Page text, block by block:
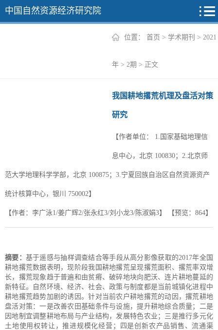
中国自然资源经济研究院
位置： 首页 > 学术期刊 > 2021
年 > 2期 > 正文
我国耕地撂荒机理及盘活对策
研究
【作者单位： 1.国家基础地理信
息中心，北京 100830；2.北京师
范大学地理科学学部，北京 100875；3.宁夏回族自治区自然资源资产
统计核算中心，银川 750002】
【作者：李广泳1/姜广辉2/张永红3/刘小龙3/陈淑娟3】 【预览： 864】
摘要： 基于遥感与抽样调查结合等手段从高分影像获取的2017年全国
耕地撂荒数据表明，现阶段我国耕地撂荒呈现撂荒面积、撂荒率双增
长，撂荒现象趋于普遍和由贫瘠、破碎地块向肥沃、连片耕地蔓延的
新特征。自然环境、经济、社会、政策与制度都是当前城镇化进程中
耕地撂荒趋势加剧的诱因。针对当前农户耕地撂荒的动因，撂荒耕地
盘活对策：一是改善农田基础条件与设施，提升耕地综合质量；二是
因地制宜调整耕地布局与产业结构，发展特色农业；三是推行多元化
土地使用权转让，推进规模化经营；四是创新农产品销售、流通渠